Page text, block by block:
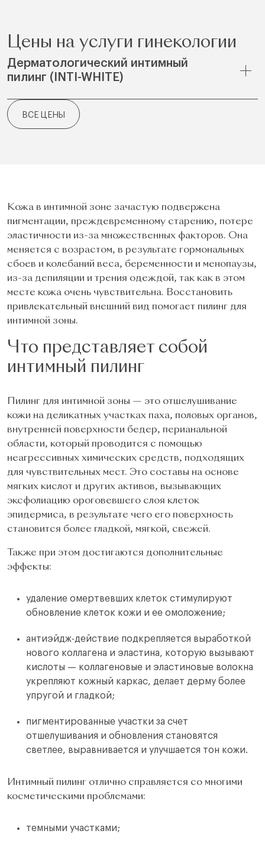
Цены на услуги гинекологии
Дерматологический интимный
пилинг (INTI-WHITE)
ВСЕ ЦЕНЫ
Кожа в интимной зоне зачастую подвержена
пигментации, преждевременному старению, потере
эластичности из-за множественных факторов. Она
меняется с возрастом, в результате гормональных
сбоев и колебаний веса, беременности и менопаузы,
из-за депиляции и трения одеждой, так как в этом
месте кожа очень чувствительна. Восстановить
привлекательный внешний вид помогает пилинг для
интимной зоны.
Что представляет собой
интимный пилинг
Пилинг для интимной зоны — это отшелушивание
кожи на деликатных участках паха, половых органов,
внутренней поверхности бедер, перианальной
области, который проводится с помощью
неагрессивных химических средств, подходящих
для чувствительных мест. Это составы на основе
мягких кислот и других активов, вызывающих
эксфолиацию ороговевшего слоя клеток
эпидермиса, в результате чего его поверхность
становится более гладкой, мягкой, свежей.
Также при этом достигаются дополнительные
эффекты:
удаление омертвевших клеток стимулируют
обновление клеток кожи и ее омоложение;
антиэйдж-действие подкрепляется выработкой
нового коллагена и эластина, которую вызывают
кислоты — коллагеновые и эластиновые волокна
укрепляют кожный каркас, делает дерму более
упругой и гладкой;
пигментированные участки за счет
отшелушивания и обновления становятся
светлее, выравнивается и улучшается тон кожи.
Интимный пилинг отлично справляется со многими
косметическими проблемами:
темными участками;